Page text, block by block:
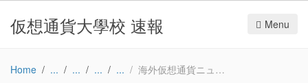
仮想通貨大學校 速報 Menu
Home 海外仮想通貨ニュース：Cryptocurrency has risen despite the pandemic & is expected to continue – Economic Times